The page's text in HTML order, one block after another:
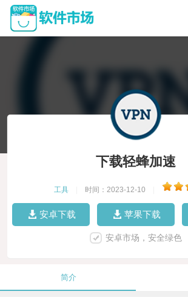
下载轻蜂加速
工具 时间：2023-12-10
安卓下载 苹果下载
安卓市场，安全绿色
简介